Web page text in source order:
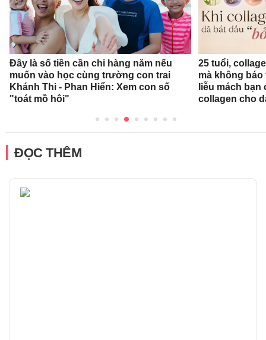
Đây là số tiền cần chi hàng năm nếu
muốn vào học cùng trường con trai
Khánh Thi - Phan Hiển: Xem con số
"toát mồ hôi"
25 tuổi,
mà không
liễu mách
collagen cho
ĐỌC THÊM